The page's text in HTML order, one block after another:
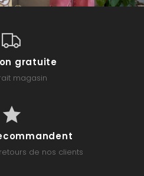
gratuite
magasin
de nos clients